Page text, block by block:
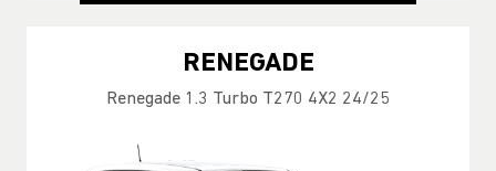
RENEGADE
Renegade 1.3 Turbo T270 4X2 24/25